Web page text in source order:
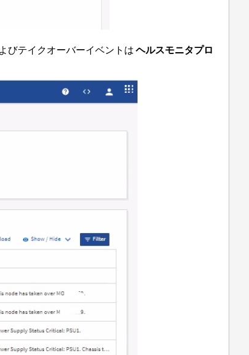
びテイクオーバーイベントはヘルスモニタプロ